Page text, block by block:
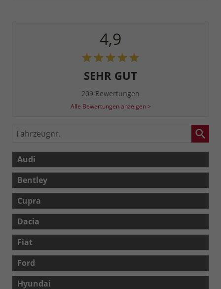
4,9
SEHR GUT
209 Bewertungen
Alle Bewertungen anzeigen >
Fahrzeugnr.
Audi
Bentley
Cupra
Dacia
Fiat
Ford
Hyundai